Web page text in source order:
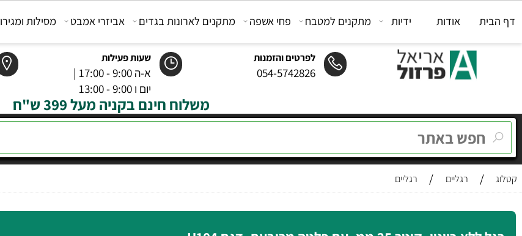
לפרטים והזמנות
054-5742826
שעות פעילות
א-ה 9:00 - 17:00 |
יום ו 9:00 - 13:00
אודות ידיות מתקנים למטבח פחי אשפה מתקנים לארונות בגדים אביזרי אמבט מסילות ומגירות
משלוח חינם בקניה מעל 399 ש"ח
/ רגליים / רגליים